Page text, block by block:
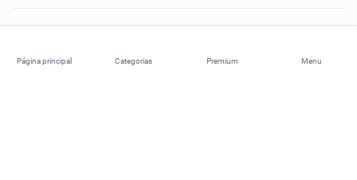
Página principal Categorias Premium Menu
Preciso de ajuda?